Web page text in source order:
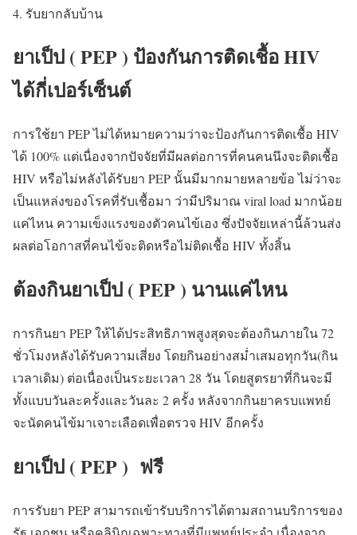
รับยากลับบ้าน
ยาเป็ป ( PEP ) ป้องกันการติดเชื้อ HIV
ได้กี่เปอร์เซ็นต์
การใช้ยา PEP ไม่ได้หมายความว่าจะป้องกันการติดเชื้อ HIV
ได้ 100% แต่เนื่องจากปัจจัยที่มีผลต่อการที่คนคนนึงจะติดเชื้อ
HIV หรือไม่หลังได้รับยา PEP นั้นมีมากมายหลายข้อ ไม่ว่าจะ
เป็นแหล่งของโรคที่รับเชื้อมา ว่ามีปริมาณ viral load มากน้อย
แค่ไหน ความเข็งแรงของตัวคนไข้เอง ซึ่งปัจจัยเหล่านี้ล้วนส่ง
ผลต่อโอกาสที่คนไข้จะติดหรือไม่ติดเชื้อ HIV ทั้งสิ้น
ต้องกินยาเป็ป ( PEP ) นานแค่ไหน
การกินยา PEP ให้ได้ประสิทธิภาพสูงสุดจะต้องกินภายใน 72
ชั่วโมงหลังได้รับความเสี่ยง โดยกินอย่างสม่ำเสมอทุกวัน(กิน
เวลาเดิม) ต่อเนื่องเป็นระยะเวลา 28 วัน โดยสูตรยาที่กินจะมี
ทั้งแบบวันละครั้งและวันละ 2 ครั้ง หลังจากกินยาครบแพทย์
จะนัดคนไข้มาเจาะเลือดเพื่อตรวจ HIV อีกครั้ง
ยาเป็ป ( PEP ) ฟรี
การรับยา PEP สามารถเข้ารับบริการได้ตามสถานบริการของ